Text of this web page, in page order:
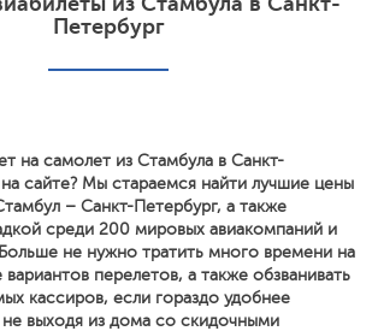
Петербург
на самолет из Стамбула в Санкт-
сайте? Мы стараемся найти лучшие цены
– Санкт-Петербург, а также
среди 200 мировых авиакомпаний и
не нужно тратить много времени на
перелетов, а также обзванивать
кассиров, если гораздо удобнее
выходя из дома со скидочными